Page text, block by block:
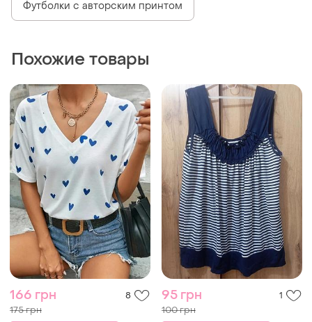
Футболки с авторским принтом
Похожие товары
166 грн 8
175 грн
95 грн 1
100 грн